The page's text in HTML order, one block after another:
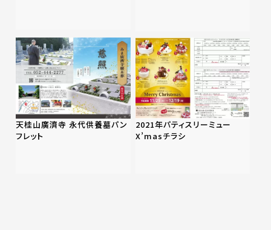
天桂山廣濟寺 永代供養墓パン
フレット
2021年パティスリーミュー
X’masチラシ